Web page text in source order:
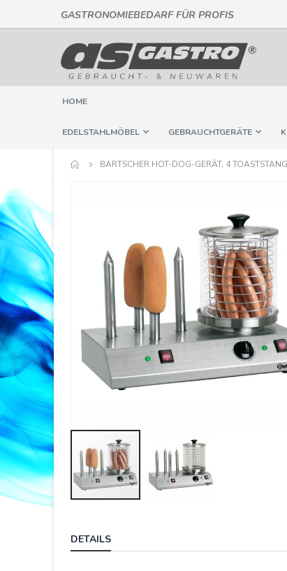
GASTRONOMIEBEDARF FÜR PROFIS
zum
Inhalt
HOME
EDELSTAHLMÖBEL GEBRAUCHTGERÄTE
BARTSCHER HOT-DOG-GERÄT, 4
Bildergalerie
Anfang
DETAILS